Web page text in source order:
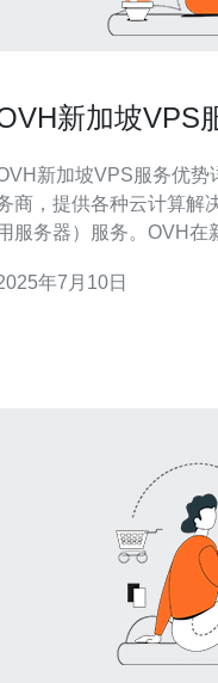
新加坡VPS
新加坡VPS服务优势详解 OVH是一家知名的
商，提供各种云计算解
服务器）服务。OVH在
VPS服务采用先进的硬
年7月10日